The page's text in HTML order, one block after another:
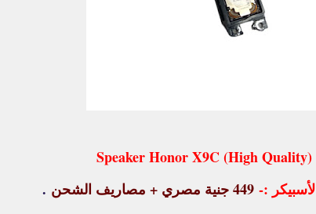
Speaker Honor X9C (High Quality)
:
- 449 جنية مصري + مصاريف الشحن .